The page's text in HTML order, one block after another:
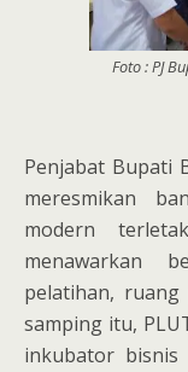
Foto : PJ
Penjabat Bupati
meresmikan
modern
menawarkan
pelatihan,
samping itu,
inkubator